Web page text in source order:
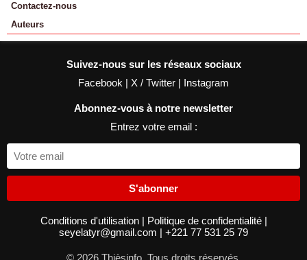
Contactez-nous
Auteurs
Suivez-nous sur les réseaux sociaux
Facebook | X / Twitter | Instagram
Abonnez-vous à notre newsletter
Entrez votre email :
S'abonner
Conditions d'utilisation | Politique de confidentialité |
seyelatyr@gmail.com | +221 77 531 25 79
© 2026 Thièsinfo. Tous droits réservés.